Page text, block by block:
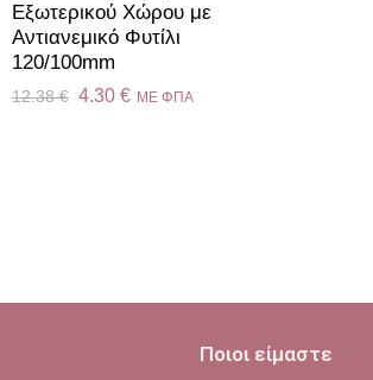
Εξωτερικού Χώρου με
Αντιανεμικό Φυτίλι
120/100mm
12.38€ 4.30 € ME ΦΠΑ
Ποιοι είμαστε